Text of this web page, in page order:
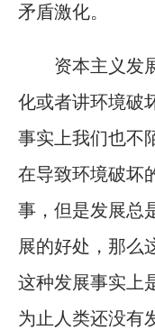
矛盾激化。
资本主义发
化或者讲环境破
事实上我们也不
在导致环境破坏
事，但是发展总
展的好处，那么
这种发展事实上
为止人类还没有